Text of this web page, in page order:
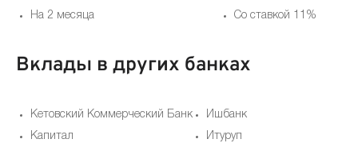
На 2 месяца Со ставкой 11%
Вклады в других банках
Кетовский Коммерческий Банк
Капитал
Ишбанк
Итуруп